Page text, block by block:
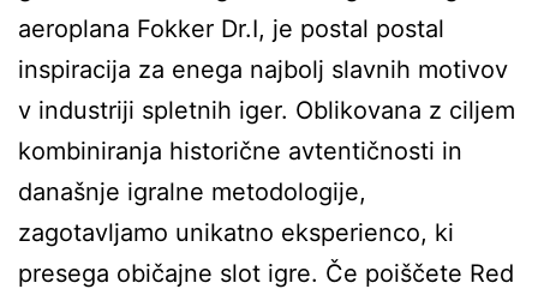
aeroplana Fokker Dr.I, je postal postal
inspiracija za enega najbolj slavnih motivov
v industriji spletnih iger. Oblikovana z ciljem
kombiniranja historične avtentičnosti in
današnje igralne metodologije,
zagotavljamo unikatno eksperienco, ki
presega običajne slot igre. Če poiščete Red